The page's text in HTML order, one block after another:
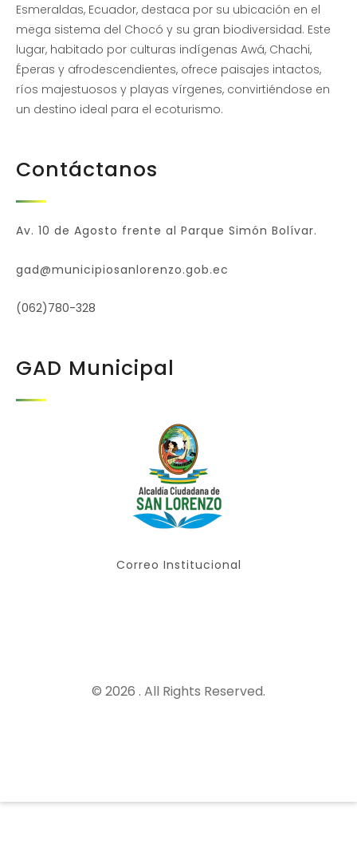
Esmeraldas, Ecuador, destaca por su ubicación en el
mega sistema del Chocó y su gran biodiversidad. Este
lugar, habitado por culturas indígenas Awá, Chachi,
Éperas y afrodescendientes, ofrece paisajes intactos,
ríos majestuosos y playas vírgenes, convirtiéndose en
un destino ideal para el ecoturismo.
Contáctanos
Av. 10 de Agosto frente al Parque Simón Bolívar.
gad@municipiosanlorenzo.gob.ec
(062)780-328
GAD Municipal
Correo Institucional
© 2026 . All Rights Reserved.